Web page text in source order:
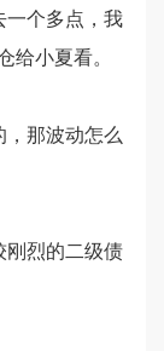
一个多点，我
给小夏看。
那波动怎么
刚烈的二级债